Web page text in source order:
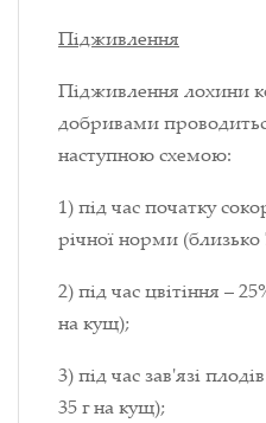
Підживлення
Підживлення лохини
добривами
наступною схемою:
1) під час початку
річної норми (близько
2) під час цвітіння –
на кущ);
3) під час зав'язі
35 г на кущ);